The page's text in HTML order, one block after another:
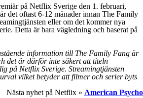
på Netflix Sverige den 1. februari,
det oftast 6-12 månader innan The Family
eller om det kommer nya
Detta är bara vägledning och baserat på
information till The Family Fang är
det är därför inte säkert att titeln
på Netflix Sverige. Streamingtjänsten
vilket betyder att filmer och serier byts
Nästa nyhet på Netflix » American Psycho